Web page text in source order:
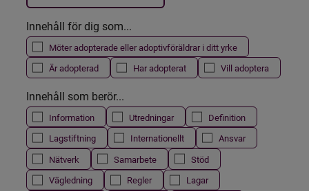
Innehåll för dig som...
Möter adopterade eller adoptivföräldrar i ditt yrke
Är adopterad
Har adopterat Vill adoptera
Innehåll som berör...
Information Utredningar
Definition
Lagstiftning
Internationellt
Ansvar
Nätverk
Samarbete
Stöd
Vägledning
Regler
Lagar